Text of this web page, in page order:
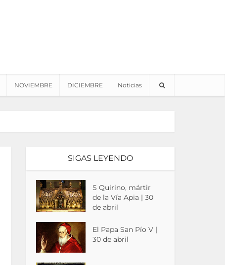
NOVIEMBRE DICIEMBRE Noticias
SIGAS LEYENDO
S Quirino, mártir
de la Vía Apia | 30
de abril
El Papa San Pío V |
30 de abril